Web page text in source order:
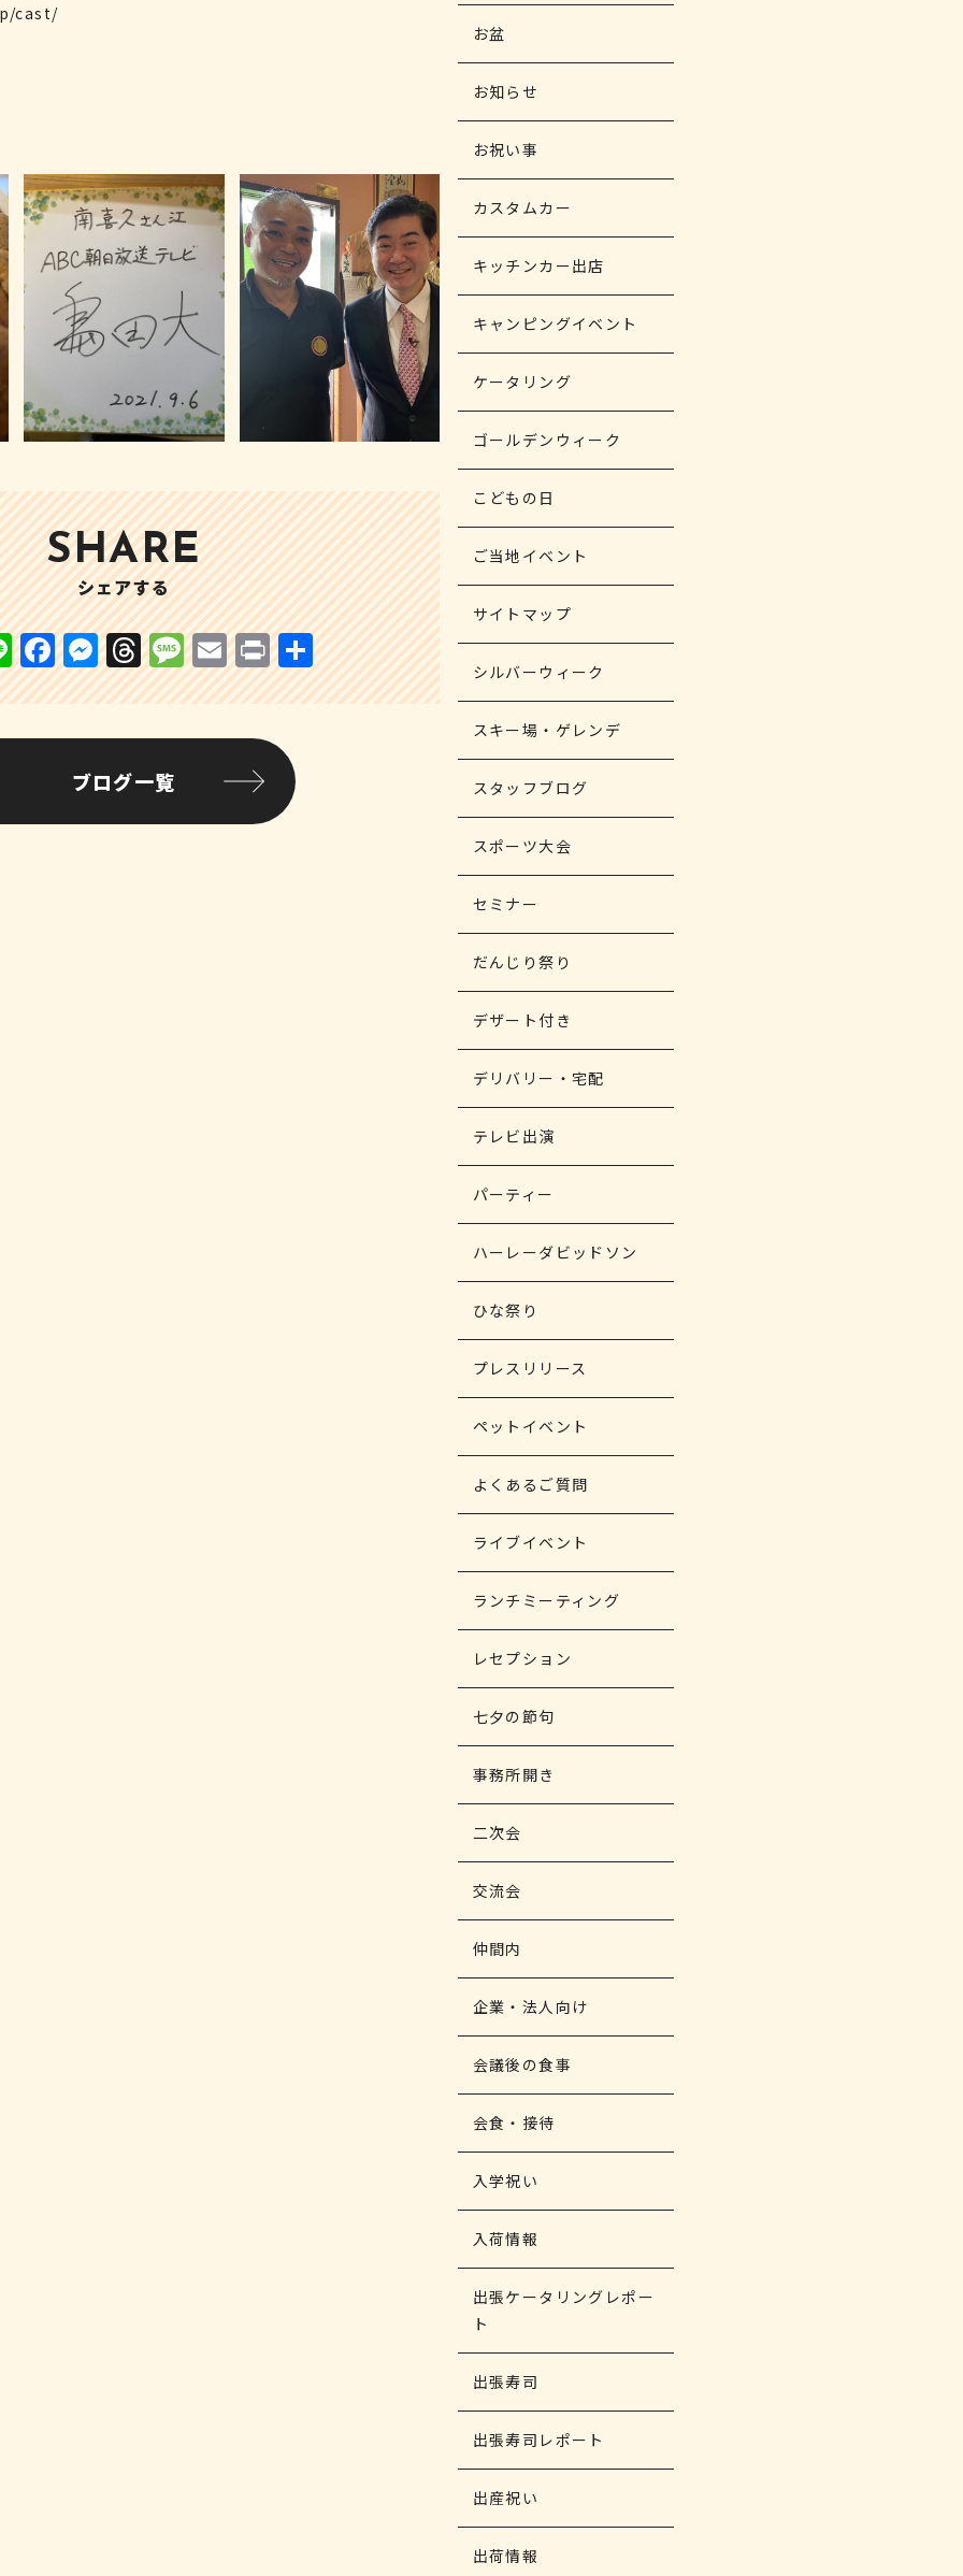
cast/
SHARE
シェアする
Li
n
e
F
a
c
e
b
o
M
e
s
s
e
n
T
h
r
e
a
d
M
e
s
s
g
E
m
ai
l
P
ri
n
t
共
有
ブログ一覧
お盆
お知らせ
お祝い事
カスタムカー
キッチンカー出店
キャンピングイベント
ケータリング
ゴールデンウィーク
こどもの日
ご当地イベント
サイトマップ
シルバーウィーク
スキー場・ゲレンデ
スタッフブログ
スポーツ大会
セミナー
だんじり祭り
デザート付き
デリバリー・宅配
テレビ出演
パーティー
ハーレーダビッドソン
ひな祭り
プレスリリース
ペットイベント
よくあるご質問
ライブイベント
ランチミーティング
レセプション
七夕の節句
事務所開き
二次会
交流会
仲間内
企業・法人向け
会議後の食事
会食・接待
入学祝い
入荷情報
出張ケータリングレポー
ト
出張寿司
出張寿司レポート
出産祝い
出荷情報